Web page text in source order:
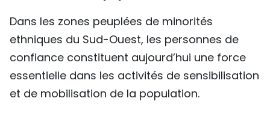
РУССКИЙ
ESPAÑOL
Dans les zones peuplées de minorités
ethniques du Sud-Ouest, les personnes de
confiance constituent aujourd’hui une force
essentielle dans les activités de sensibilisation
et de mobilisation de la population.